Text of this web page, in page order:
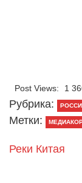
Post Views: 1
Рубрика:
Метки:
Реки Китая